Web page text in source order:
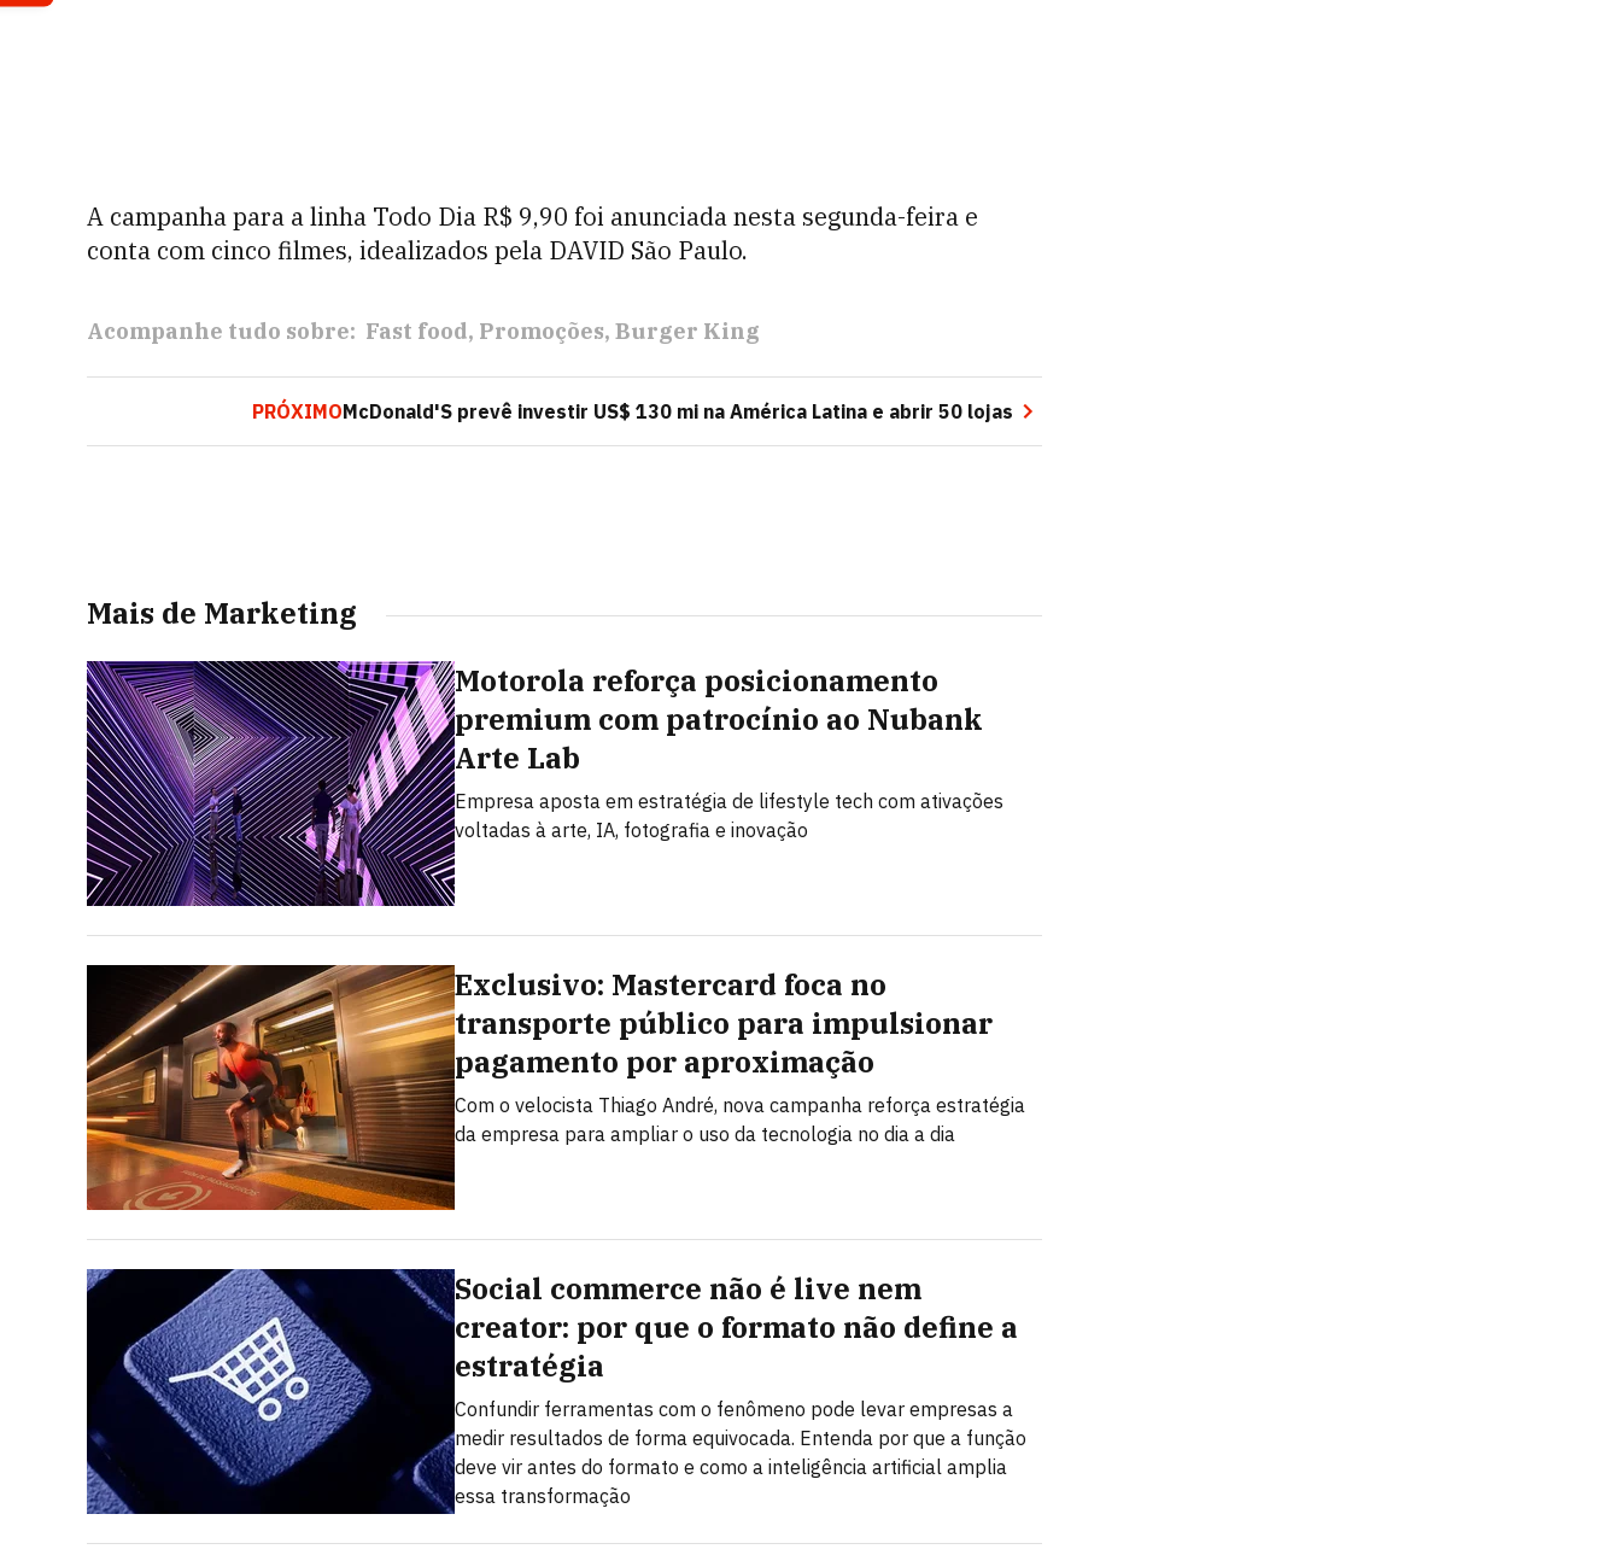
A campanha para a linha Todo Dia R$ 9,90 foi anunciada nesta segunda-feira e
conta com cinco filmes, idealizados pela DAVID São Paulo.
Acompanhe tudo sobre: Fast food Promoções Burger King
PRÓXIMOMcDonald'S prevê investir US$ 130 mi na América Latina e abrir 50 lojas
Mais de Marketing
Motorola reforça posicionamento
premium com patrocínio ao Nubank
Arte Lab
Empresa aposta em estratégia de lifestyle tech com ativações
voltadas à arte, IA, fotografia e inovação
Exclusivo: Mastercard foca no
transporte público para impulsionar
pagamento por aproximação
Com o velocista Thiago André, nova campanha reforça estratégia
da empresa para ampliar o uso da tecnologia no dia a dia
Social commerce não é live nem
creator: por que o formato não define a
estratégia
Confundir ferramentas com o fenômeno pode levar empresas a
medir resultados de forma equivocada. Entenda por que a função
deve vir antes do formato e como a inteligência artificial amplia
essa transformação